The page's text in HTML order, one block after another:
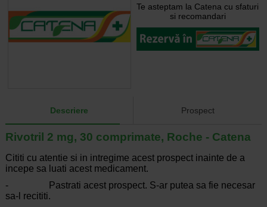
Te asteptam la Catena cu sfaturi
si recomandari
Descriere Prospect
Rivotril 2 mg, 30 comprimate, Roche - Catena
Cititi cu atentie si in intregime acest prospect inainte de a
incepe sa luati acest medicament.
- Pastrati acest prospect. S-ar putea sa fie necesar
sa-l recititi.